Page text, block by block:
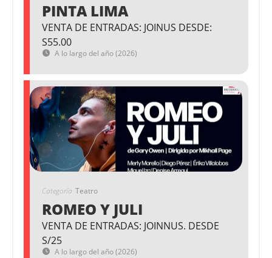
PINTA LIMA
VENTA DE ENTRADAS: JOINUS DESDE:
S55.00
A lo largo del año (2026)
Categoría Teatro
ROMEO Y JULI
VENTA DE ENTRADAS: JOINNUS. DESDE
S/25
A lo largo del año (2026)